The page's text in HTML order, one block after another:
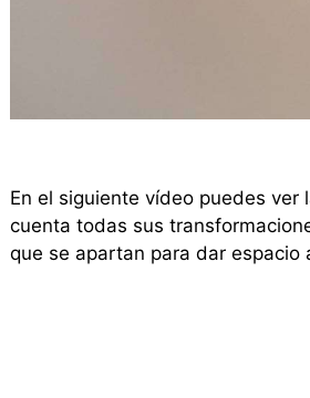
En el siguiente vídeo puedes ver
cuenta todas sus
que se apartan para dar espacio